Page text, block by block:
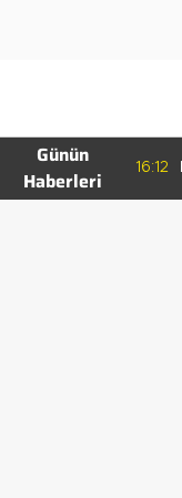
Günün
Haberleri
16:12